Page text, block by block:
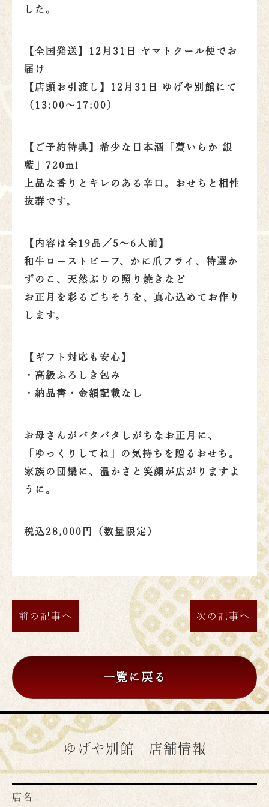
した。
【全国発送】12月31日 ヤマトクール便でお
届け
【店頭お引渡し】12月31日 ゆげや別館にて
（13:00〜17:00）
【ご予約特典】希少な日本酒「甍いらか 銀
藍」720ml
上品な香りとキレのある辛口。おせちと相性
抜群です。
【内容は全19品／5〜6人前】
和牛ローストビーフ、かに爪フライ、特選か
ずのこ、天然ぶりの照り焼きなど
お正月を彩るごちそうを、真心込めてお作り
します。
【ギフト対応も安心】
・高級ふろしき包み
・納品書・金額記載なし
お母さんがバタバタしがちなお正月に、
「ゆっくりしてね」の気持ちを贈るおせち。
家族の団欒に、温かさと笑顔が広がりますよ
うに。
税込28,000円（数量限定）
前の記事へ 次の記事へ
一覧に戻る
ゆげや別館 店舗情報
店名